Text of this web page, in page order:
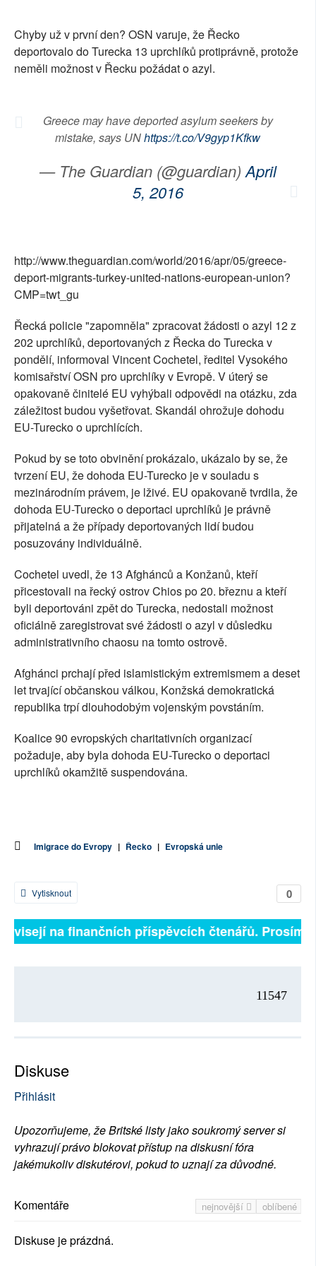
RUBRIKY
Chyby už v první den? OSN varuje, že Řecko
deportovalo do Turecka 13 uprchlíků protiprávně, protože
neměli možnost v Řecku požádat o azyl.
Greece may have deported asylum seekers by
mistake, says UNhttps://t.co/V9gyp1Kfkw
— The Guardian (@guardian) April
5, 2016
http://www.theguardian.com/world/2016/apr/05/greece-
deport-migrants-turkey-united-nations-european-union?
CMP=twt_gu
Řecká policie "zapomněla" zpracovat žádosti o azyl 12 z
202 uprchlíků, deportovaných z Řecka do Turecka v
pondělí, informoval Vincent Cochetel, ředitel Vysokého
komisařství OSN pro uprchlíky v Evropě. V úterý se
opakovaně činitelé EU vyhýbali odpovědi na otázku, zda
záležitost budou vyšetřovat. Skandál ohrožuje dohodu
EU-Turecko o uprchlících.
Pokud by se toto obvinění prokázalo, ukázalo by se, že
tvrzení EU, že dohoda EU-Turecko je v souladu s
mezinárodním právem, je lživé. EU opakovaně tvrdila, že
dohoda EU-Turecko o deportaci uprchlíků je právně
přijatelná a že případy deportovaných lidí budou
posuzovány individuálně.
Cochetel uvedl, že 13 Afghánců a Konžanů, kteří
přicestovali na řecký ostrov Chios po 20. březnu a kteří
byli deportováni zpět do Turecka, nedostali možnost
oficiálně zaregistrovat své žádosti o azyl v důsledku
administrativního chaosu na tomto ostrově.
Afghánci prchají před islamistickým extremismem a deset
let trvající občanskou válkou, Konžská demokratická
republika trpí dlouhodobým vojenským povstáním.
Koalice 90 evropských charitativních organizací
požaduje, aby byla dohoda EU-Turecko o deportaci
uprchlíků okamžitě suspendována.
Imigrace do Evropy | Řecko | Evropská unie
0
Vytisknout
na finančních příspěvcích čtenářů.
11547
Diskuse
Přihlásit
Upozorňujeme, že Britské listy jako soukromý server si
vyhrazují právo blokovat přístup na diskusní fóra
jakémukoliv diskutérovi, pokud to uznají za důvodné.
nejnovější oblíbené
Komentáře
Diskuse je prázdná.